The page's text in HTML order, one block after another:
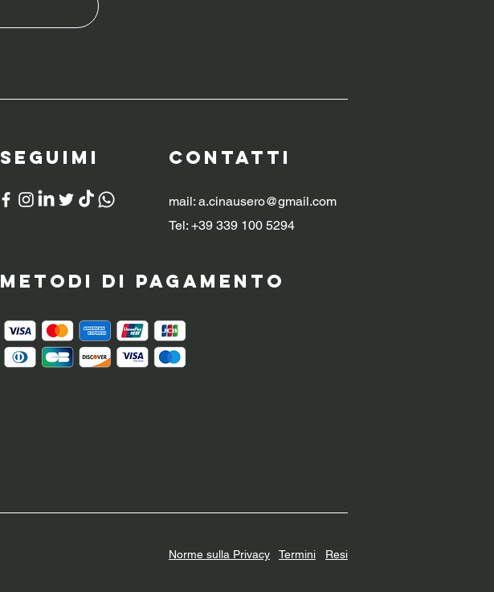
SeguiMI CONTATTI
mail: a.cinausero@gmail.com
Tel: +39 339 100 5294
Metodi di pagamento
Norme sulla Privacy Termini Resi